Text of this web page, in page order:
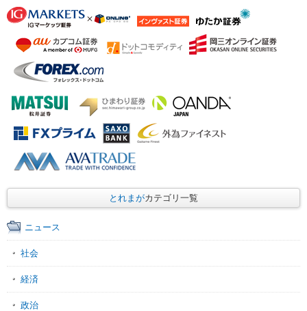
とれまがカテゴリ一覧
ニュース
社会
経済
政治